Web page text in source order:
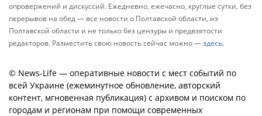
опровержений и дискуссий. Ежедневно, ежечасно, круглые сутки, без
перерывов на обед — все новости о Полтавской области, из
Полтавской области и не только без цензуры и предвзятости
редакторов. Разместить свою новость сейчас можно —здесь.
© News-Life — оперативные новости с мест событий по
всей Украине (ежеминутное обновление, авторский
контент, мгновенная публикация) с архивом и поиском по
городам и регионам при помощи современных